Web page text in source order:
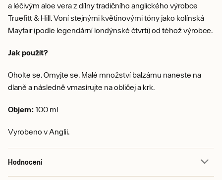
a léčivým aloe vera z dílny tradičního anglického výrobce
Truefitt & Hill. Voní stejnými květinovými tóny jako kolínská
Mayfair (podle legendární londýnské čtvrti) od téhož výrobce.
Jak použít?
Oholte se. Omyjte se. Malé množství balzámu naneste na
dlaně a následně vmasírujte na obličej a krk.
Objem: 100 ml
Vyrobeno v Anglii.
Hodnocení